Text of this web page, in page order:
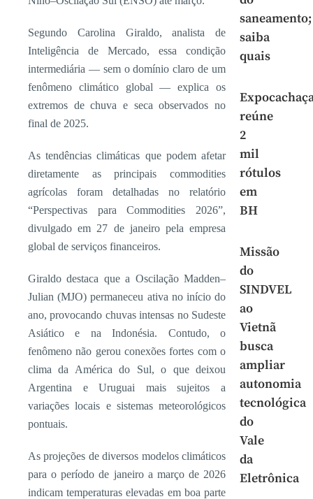
Segundo Carolina Giraldo, analista de
Inteligência de Mercado, essa condição
intermediária — sem o domínio claro de um
fenômeno climático global — explica os
extremos de chuva e seca observados no
final de 2025.
As tendências climáticas que podem afetar
diretamente as principais commodities
agrícolas foram detalhadas no relatório
“Perspectivas para Commodities 2026”,
divulgado em 27 de janeiro pela empresa
global de serviços financeiros.
Giraldo destaca que a Oscilação Madden–
Julian (MJO) permaneceu ativa no início do
ano, provocando chuvas intensas no Sudeste
Asiático e na Indonésia. Contudo, o
fenômeno não gerou conexões fortes com o
clima da América do Sul, o que deixou
Argentina e Uruguai mais sujeitos a
variações locais e sistemas meteorológicos
pontuais.
As projeções de diversos modelos climáticos
para o período de janeiro a março de 2026
indicam temperaturas elevadas em boa parte
saneamento;
saiba
quais
reúne
2
mil
rótulos
em
BH
Missão
do
SINDVEL
ao
Vietnã
busca
ampliar
autonomia
tecnológica
do
Vale
da
Eletrônica